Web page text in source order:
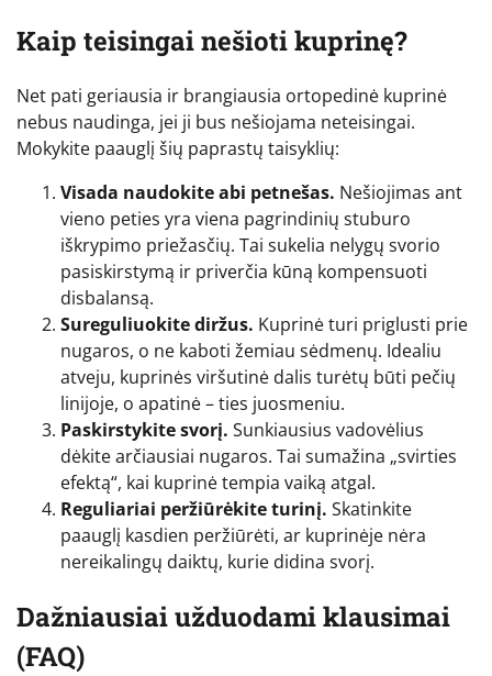
Kaip teisingai nešioti kuprinę?
Net pati geriausia ir brangiausia ortopedinė kuprinė
nebus naudinga, jei ji bus nešiojama neteisingai.
Mokykite paauglį šių paprastų taisyklių:
Visada naudokite abi petnešas. Nešiojimas ant
vieno peties yra viena pagrindinių stuburo
iškrypimo priežasčių. Tai sukelia nelygų svorio
pasiskirstymą ir priverčia kūną kompensuoti
disbalansą.
Sureguliuokite diržus. Kuprinė turi priglusti prie
nugaros, o ne kaboti žemiau sėdmenų. Idealiu
atveju, kuprinės viršutinė dalis turėtų būti pečių
linijoje, o apatinė – ties juosmeniu.
Paskirstykite svorį. Sunkiausius vadovėlius
dėkite arčiausiai nugaros. Tai sumažina „svirties
efektą“, kai kuprinė tempia vaiką atgal.
Reguliariai peržiūrėkite turinį. Skatinkite
paauglį kasdien peržiūrėti, ar kuprinėje nėra
nereikalingų daiktų, kurie didina svorį.
Dažniausiai užduodami klausimai
(FAQ)